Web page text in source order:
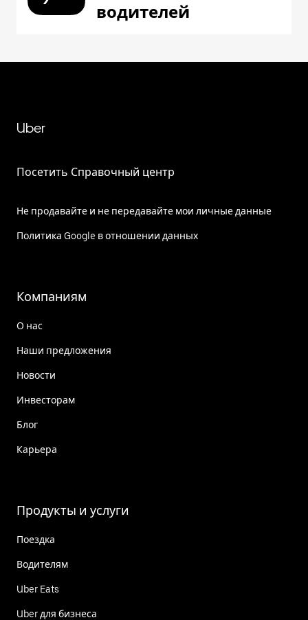
водителей
Uber
Посетить Справочный центр
Не продавайте и не передавайте мои личные данные
Политика Google в отношении данных
Компаниям
О нас
Наши предложения
Новости
Инвесторам
Блог
Карьера
Продукты и услуги
Поездка
Водителям
Uber Eats
Uber для бизнеса